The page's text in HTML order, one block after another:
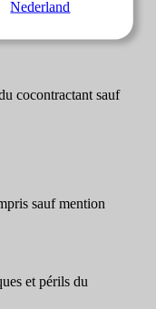
cocontractant sauf
sauf mention
et périls du